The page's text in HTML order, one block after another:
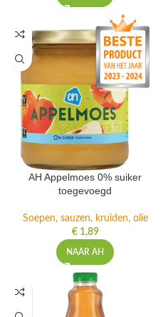
AH Appelmoes 0% suiker
toegevoegd
Soepen, sauzen, kruiden, olie
€1,89
NAAR AH